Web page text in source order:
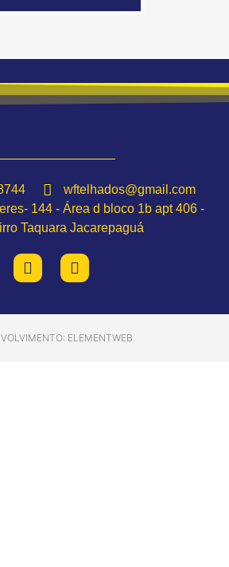
wftelhados@gmail.com
144 - Área d bloco 1b apt 406 -
Taquara Jacarepaguá
ELEMENTWEB